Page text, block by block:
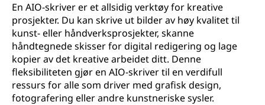
En AIO-skriver er et allsidig verktøy for kreative
prosjekter. Du kan skrive ut bilder av høy kvalitet til
kunst- eller håndverksprosjekter, skanne
håndtegnede skisser for digital redigering og lage
kopier av det kreative arbeidet ditt. Denne
fleksibiliteten gjør en AIO-skriver til en verdifull
ressurs for alle som driver med grafisk design,
fotografering eller andre kunstneriske sysler.